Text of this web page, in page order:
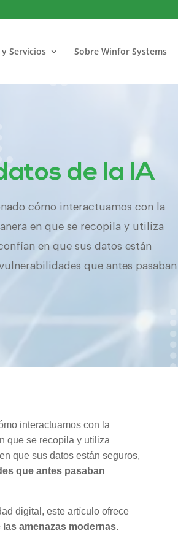
Servicios Sobre Winfor Systems
de la IA
cómo interactuamos con la
en que se recopila y utiliza
en que sus datos están
que antes pasaban
interactuamos con la
que se recopila y utiliza
que sus datos están seguros,
que antes pasaban
digital, este artículo ofrece
amenazas modernas.